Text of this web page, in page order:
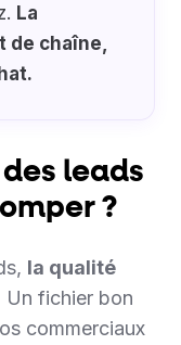
La
chaîne,
leads
?
la qualité
Un fichier bon
commerciaux